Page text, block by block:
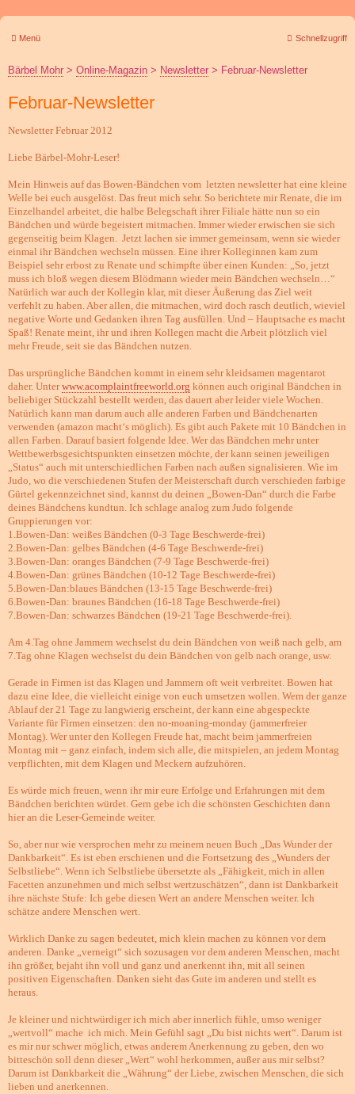
Menü Schnellzugriff
Bärbel Mohr > Online-Magazin > Newsletter > Februar-Newsletter
Februar-Newsletter
Newsletter Februar 2012
Liebe Bärbel-Mohr-Leser!
Mein Hinweis auf das Bowen-Bändchen vom letzten newsletter hat eine kleine
Welle bei euch ausgelöst. Das freut mich sehr. So berichtete mir Renate, die im
Einzelhandel arbeitet, die halbe Belegschaft ihrer Filiale hätte nun so ein
Bändchen und würde begeistert mitmachen. Immer wieder erwischen sie sich
gegenseitig beim Klagen. Jetzt lachen sie immer gemeinsam, wenn sie wieder
einmal ihr Bändchen wechseln müssen. Eine ihrer Kolleginnen kam zum
Beispiel sehr erbost zu Renate und schimpfte über einen Kunden: „So, jetzt
muss ich bloß wegen diesem Blödmann wieder mein Bändchen wechseln…“
Natürlich war auch der Kollegin klar, mit dieser Äußerung das Ziel weit
verfehlt zu haben. Aber allen, die mitmachen, wird doch rasch deutlich, wieviel
negative Worte und Gedanken ihren Tag ausfüllen. Und – Hauptsache es macht
Spaß! Renate meint, ihr und ihren Kollegen macht die Arbeit plötzlich viel
mehr Freude, seit sie das Bändchen nutzen.
Das ursprüngliche Bändchen kommt in einem sehr kleidsamen magentarot
daher. Unterwww.acomplaintfreeworld.org können auch original Bändchen in
beliebiger Stückzahl bestellt werden, das dauert aber leider viele Wochen.
Natürlich kann man darum auch alle anderen Farben und Bändchenarten
verwenden (amazon macht‘s möglich). Es gibt auch Pakete mit 10 Bändchen in
allen Farben. Darauf basiert folgende Idee. Wer das Bändchen mehr unter
Wettbewerbsgesichtspunkten einsetzen möchte, der kann seinen jeweiligen
„Status“ auch mit unterschiedlichen Farben nach außen signalisieren. Wie im
Judo, wo die verschiedenen Stufen der Meisterschaft durch verschieden farbige
Gürtel gekennzeichnet sind, kannst du deinen „Bowen-Dan“ durch die Farbe
deines Bändchens kundtun. Ich schlage analog zum Judo folgende
Gruppierungen vor:
1.Bowen-Dan: weißes Bändchen (0-3 Tage Beschwerde-frei)
2.Bowen-Dan: gelbes Bändchen (4-6 Tage Beschwerde-frei)
3.Bowen-Dan: oranges Bändchen (7-9 Tage Beschwerde-frei)
4.Bowen-Dan: grünes Bändchen (10-12 Tage Beschwerde-frei)
5.Bowen-Dan:blaues Bändchen (13-15 Tage Beschwerde-frei)
6.Bowen-Dan: braunes Bändchen (16-18 Tage Beschwerde-frei)
7.Bowen-Dan: schwarzes Bändchen (19-21 Tage Beschwerde-frei).
Am 4.Tag ohne Jammern wechselst du dein Bändchen von weiß nach gelb, am
7.Tag ohne Klagen wechselst du dein Bändchen von gelb nach orange, usw.
Gerade in Firmen ist das Klagen und Jammern oft weit verbreitet. Bowen hat
dazu eine Idee, die vielleicht einige von euch umsetzen wollen. Wem der ganze
Ablauf der 21 Tage zu langwierig erscheint, der kann eine abgespeckte
Variante für Firmen einsetzen: den no-moaning-monday (jammerfreier
Montag). Wer unter den Kollegen Freude hat, macht beim jammerfreien
Montag mit – ganz einfach, indem sich alle, die mitspielen, an jedem Montag
verpflichten, mit dem Klagen und Meckern aufzuhören.
Es würde mich freuen, wenn ihr mir eure Erfolge und Erfahrungen mit dem
Bändchen berichten würdet. Gern gebe ich die schönsten Geschichten dann
hier an die Leser-Gemeinde weiter.
So, aber nur wie versprochen mehr zu meinem neuen Buch „Das Wunder der
Dankbarkeit“. Es ist eben erschienen und die Fortsetzung des „Wunders der
Selbstliebe“. Wenn ich Selbstliebe übersetzte als „Fähigkeit, mich in allen
Facetten anzunehmen und mich selbst wertzuschätzen“, dann ist Dankbarkeit
ihre nächste Stufe: Ich gebe diesen Wert an andere Menschen weiter. Ich
schätze andere Menschen wert.
Wirklich Danke zu sagen bedeutet, mich klein machen zu können vor dem
anderen. Danke „verneigt“ sich sozusagen vor dem anderen Menschen, macht
ihn größer, bejaht ihn voll und ganz und anerkennt ihn, mit all seinen
positiven Eigenschaften. Danken sieht das Gute im anderen und stellt es
heraus.
Je kleiner und nichtwürdiger ich mich aber innerlich fühle, umso weniger
„wertvoll“ mache ich mich. Mein Gefühl sagt „Du bist nichts wert“. Darum ist
es mir nur schwer möglich, etwas anderem Anerkennung zu geben, den wo
bitteschön soll denn dieser „Wert“ wohl herkommen, außer aus mir selbst?
Darum ist Dankbarkeit die „Währung“ der Liebe, zwischen Menschen, die sich
lieben und anerkennen.